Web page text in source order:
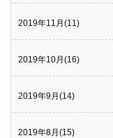
2019年11月(11)
2019年10月(16)
2019年9月(14)
2019年8月(15)